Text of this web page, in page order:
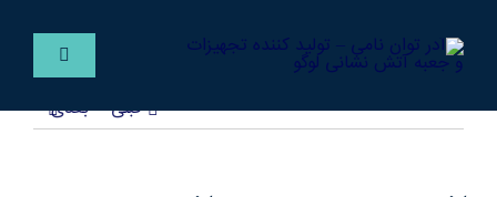
content
کنترلر
فارسیقبلی بعدی